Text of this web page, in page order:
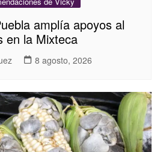
amplía apoyos al
en la Mixteca
8 agosto, 2026